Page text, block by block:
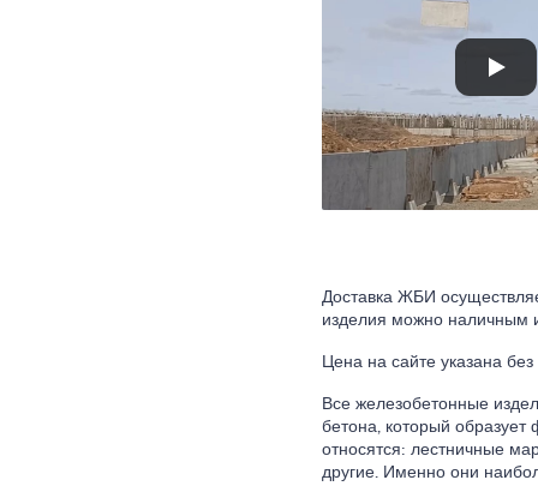
Доставка ЖБИ
изделия можно наличным
Цена на сайте указана
Все железобетонные
бетона, который
относятся: лестничные
другие. Именно они